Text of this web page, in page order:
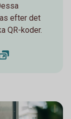
efter det
QR-koder.